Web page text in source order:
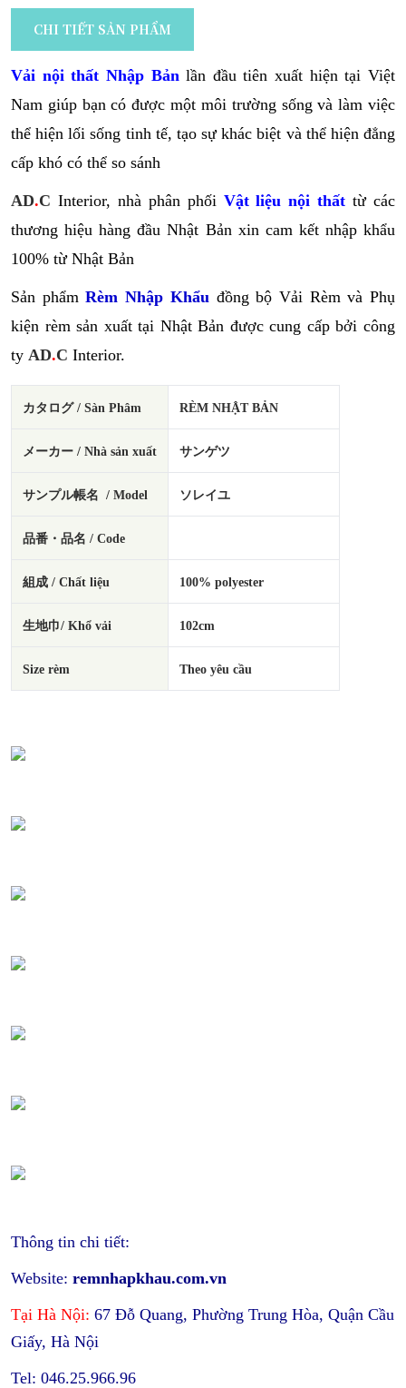
CHI TIẾT SẢN PHẨM
Vải nội thất Nhập Bản lần đầu tiên xuất hiện tại Việt
Nam giúp bạn có được một môi trường sống và làm việc
thể hiện lối sống tinh tế, tạo sự khác biệt và thể hiện đẳng
cấp khó có thể so sánh
AD.C Interior, nhà phân phối Vật liệu nội thất từ các
thương hiệu hàng đầu Nhật Bản xin cam kết nhập khẩu
100% từ Nhật Bản
Sản phẩmRèm Nhập Khẩu đồng bộ Vải Rèm và Phụ
kiện rèm sản xuất tại Nhật Bản được cung cấp bởi công
ty AD.C Interior.
カタログ / Sàn Phâm RÈM NHẬT BẢN
メーカー / Nhà sản xuất サンゲツ
サンプル帳名 / Model ソレイユ
品番・品名 / Code
組成 / Chất liệu 100% polyester
生地巾/ Khổ vải 102cm
Size rèm Theo yêu cầu
Thông tin chi tiết:
Website: remnhapkhau.com.vn
Tại Hà Nội: 67 Đỗ Quang, Phường Trung Hòa, Quận Cầu
Giấy, Hà Nội
Tel: 046.25.966.96